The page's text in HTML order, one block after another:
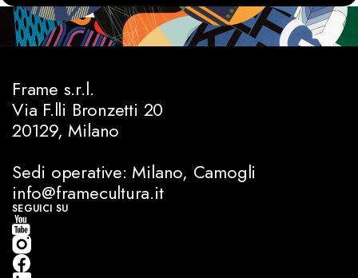
Frame s.r.l.
Via F.lli Bronzetti 20
20129, Milano
Sedi operative: Milano, Camogli
info@framecultura.it
SEGUICI SU